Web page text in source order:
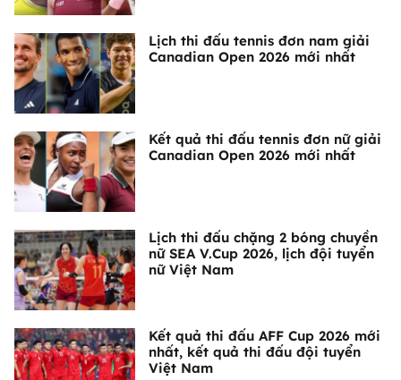
Lịch thi đấu tennis đơn nam giải
Canadian Open 2026 mới nhất
Kết quả thi đấu tennis đơn nữ giải
Canadian Open 2026 mới nhất
Lịch thi đấu chặng 2 bóng chuyền
nữ SEA V.Cup 2026, lịch đội tuyển
nữ Việt Nam
Kết quả thi đấu AFF Cup 2026 mới
nhất, kết quả thi đấu đội tuyển
Việt Nam